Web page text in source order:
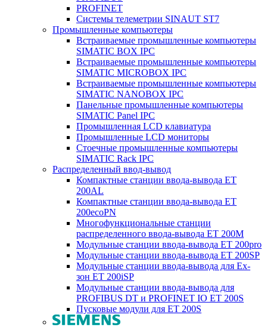
PROFINET
Системы телеметрии SINAUT ST7
Промышленные компьютеры
Встраиваемые промышленные компьютеры
SIMATIC BOX IPC
Встраиваемые промышленные компьютеры
SIMATIC MICROBOX IPC
Встраиваемые промышленные компьютеры
SIMATIC NANOBOX IPC
Панельные промышленные компьютеры
SIMATIC Panel IPC
Промышленная LCD клавиатура
Промышленные LCD мониторы
Стоечные промышленные компьютеры
SIMATIC Rack IPC
Распределенный ввод-вывод
Компактные станции ввода-вывода ET
200AL
Компактные станции ввода-вывода ET
200ecoPN
Многофункциональные станции
распределенного ввода-вывода ET 200M
Модульные станции ввода-вывода ET 200pro
Модульные станции ввода-вывода ET 200SP
Модульные станции ввода-вывода для Ex-
зон ET 200iSP
Модульные станции ввода-вывода для
PROFIBUS DT и PROFINET IO ET 200S
Пусковые модули для ET 200S